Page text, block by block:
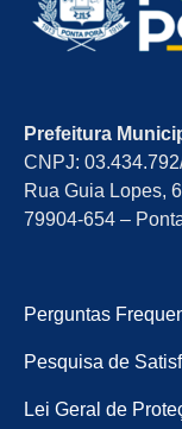
Prefeitura
CNPJ:
Rua Guia Lopes,
79904-654 –
Perguntas
Pesquisa de
Lei Geral de